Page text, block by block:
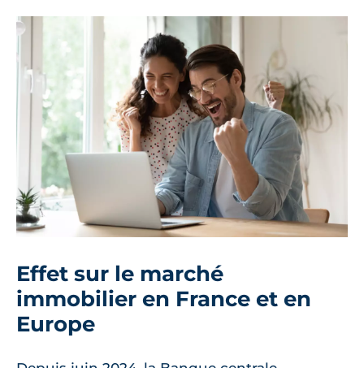
Effet sur le marché
immobilier en France et en
Europe